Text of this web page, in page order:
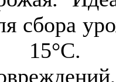
сбора